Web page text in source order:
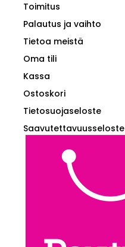
Toimitus
Palautus ja vaihto
Tietoa meistä
Oma tili
Kassa
Ostoskori
Tietosuojaseloste
Saavutettavuusseloste